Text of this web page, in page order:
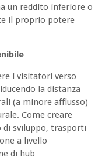
un reddito inferiore o
il proprio potere
i visitatori verso
la distanza
(a minore afflusso)
Come creare
di sviluppo, trasporti
a livello
di hub